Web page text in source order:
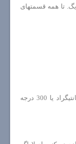
تا همه قسمتهای
همینطور که عرض کردم در حدود 150 درجه سانتیگراد یا 300 درجه